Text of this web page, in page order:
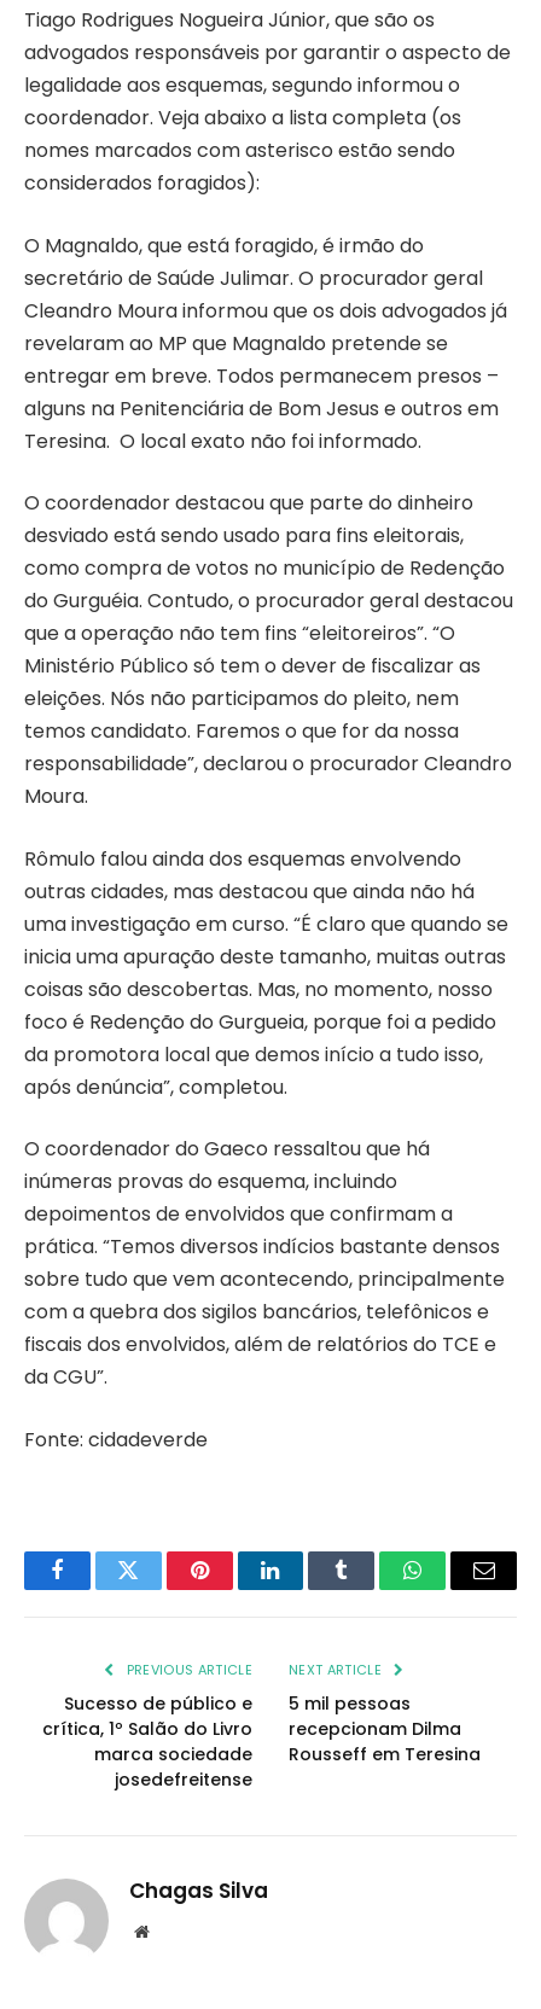
Tiago Rodrigues Nogueira Júnior, que são os
advogados responsáveis por garantir o aspecto de
legalidade aos esquemas, segundo informou o
coordenador. Veja abaixo a lista completa (os
nomes marcados com asterisco estão sendo
considerados foragidos):
O Magnaldo, que está foragido, é irmão do
secretário de Saúde Julimar. O procurador geral
Cleandro Moura informou que os dois advogados já
revelaram ao MP que Magnaldo pretende se
entregar em breve. Todos permanecem presos –
alguns na Penitenciária de Bom Jesus e outros em
Teresina. O local exato não foi informado.
O coordenador destacou que parte do dinheiro
desviado está sendo usado para fins eleitorais,
como compra de votos no município de Redenção
do Gurguéia. Contudo, o procurador geral destacou
que a operação não tem fins “eleitoreiros”. “O
Ministério Público só tem o dever de fiscalizar as
eleições. Nós não participamos do pleito, nem
temos candidato. Faremos o que for da nossa
responsabilidade”, declarou o procurador Cleandro
Moura.
Rômulo falou ainda dos esquemas envolvendo
outras cidades, mas destacou que ainda não há
uma investigação em curso. “É claro que quando se
inicia uma apuração deste tamanho, muitas outras
coisas são descobertas. Mas, no momento, nosso
foco é Redenção do Gurgueia, porque foi a pedido
da promotora local que demos início a tudo isso,
após denúncia”, completou.
O coordenador do Gaeco ressaltou que há
inúmeras provas do esquema, incluindo
depoimentos de envolvidos que confirmam a
prática. “Temos diversos indícios bastante densos
sobre tudo que vem acontecendo, principalmente
com a quebra dos sigilos bancários, telefônicos e
fiscais dos envolvidos, além de relatórios do TCE e
da CGU”.
Fonte: cidadeverde
FacebookTwitter PinterestLinkedInTumblr WhatsAppEmail
PREVIOUS ARTICLE
Sucesso de público e
crítica, 1º Salão do Livro
marca sociedade
josedefreitense
NEXT ARTICLE
5 mil pessoas
recepcionam Dilma
Rousseff em Teresina
Chagas Silva
Website